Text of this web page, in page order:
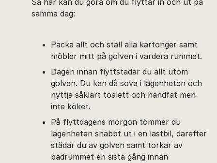
Så här kan du göra om du flyttar in och ut på
samma dag:
Packa allt och ställ alla kartonger samt
möbler mitt på golven i vardera rummet.
Dagen innan flyttstädar du allt utom
golven. Du kan då sova i lägenheten och
nyttja såklart toalett och handfat men
inte köket.
På flyttdagens morgon tömmer du
lägenheten snabbt ut i en lastbil, därefter
städar du av golven samt torkar av
badrummet en sista gång innan